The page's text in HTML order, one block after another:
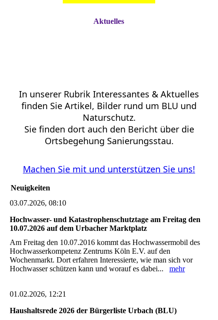
Aktuelles
In unserer Rubrik Interessantes & Aktuelles
finden Sie Artikel, Bilder rund um BLU und
Naturschutz.
Sie finden dort auch den Bericht über die
Ortsbegehung Sanierungsstau.
Machen Sie mit und unterstützen Sie uns!
Neuigkeiten
03.07.2026, 08:10
Hochwasser- und Katastrophenschutztage am Freitag den
10.07.2026 auf dem Urbacher Marktplatz
Am Freitag den 10.07.2016 kommt das Hochwassermobil des
Hochwasserkompetenz Zentrums Köln E.V. auf den
Wochenmarkt. Dort erfahren Interessierte, wie man sich vor
Hochwasser schützen kann und worauf es dabei... mehr
01.02.2026, 12:21
Haushaltsrede 2026 der Bürgerliste Urbach (BLU)